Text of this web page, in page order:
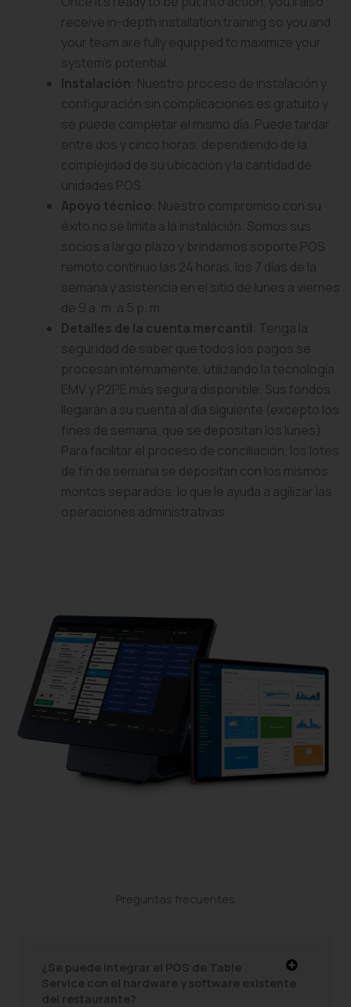
receive in-depth installation training so you and
your team are fully equipped to maximize your
system’s potential.
Instalación: Nuestro proceso de instalación y
configuración sin complicaciones es gratuito y
se puede completar el mismo día. Puede tardar
entre dos y cinco horas, dependiendo de la
complejidad de su ubicación y la cantidad de
unidades POS.
Apoyo técnico: Nuestro compromiso con su
éxito no se limita a la instalación. Somos sus
socios a largo plazo y brindamos soporte POS
remoto continuo las 24 horas, los 7 días de la
semana y asistencia en el sitio de lunes a viernes
de 9 a. m. a 5 p. m.
Detalles de la cuenta mercantil: Tenga la
seguridad de saber que todos los pagos se
procesan internamente, utilizando la tecnología
EMV y P2PE más segura disponible. Sus fondos
llegarán a su cuenta al día siguiente (excepto los
fines de semana, que se depositan los lunes).
Para facilitar el proceso de conciliación, los lotes
de fin de semana se depositan con los mismos
montos separados, lo que le ayuda a agilizar las
operaciones administrativas.
Preguntas frecuentes